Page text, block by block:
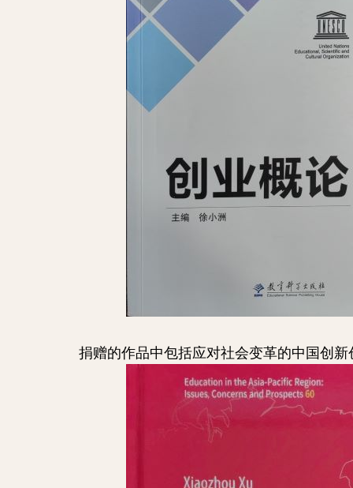
捐赠的作品中包括应对社会变革的中国创